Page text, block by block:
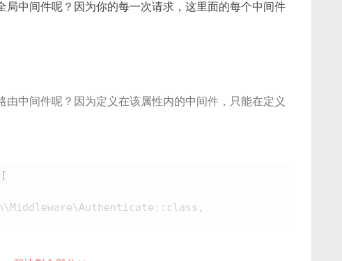
局中间件呢？因为你的每一次请求，这里面的每个中间件
中间件呢？因为定义在该属性内的中间件，只能在定义
[